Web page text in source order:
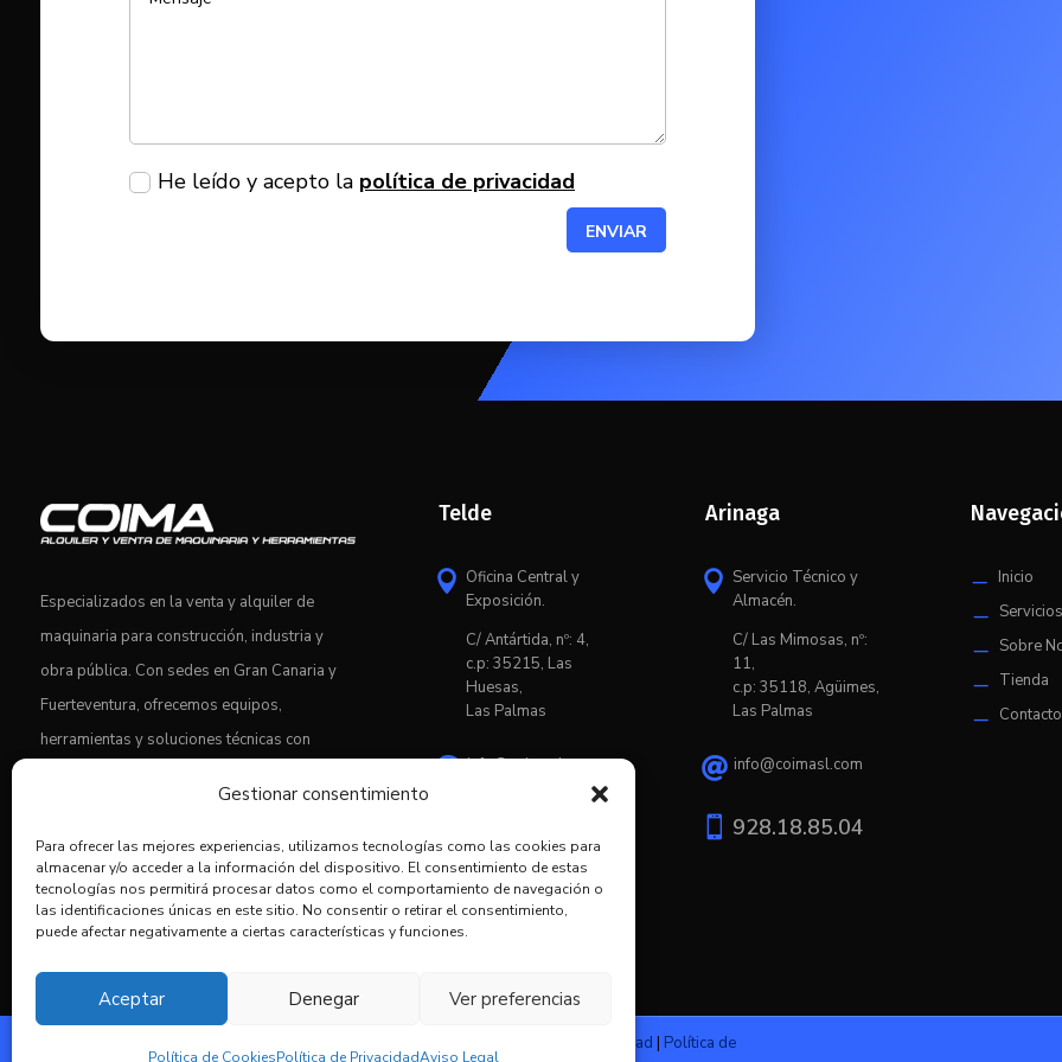
Gestionar consentimiento
Para ofrecer las mejores experiencias, utilizamos tecnologías como las cookies para
almacenar y/o acceder a la información del dispositivo. El consentimiento de estas
tecnologías nos permitirá procesar datos como el comportamiento de navegación o
las identificaciones únicas en este sitio. No consentir o retirar el consentimiento,
puede afectar negativamente a ciertas características y funciones.
Aceptar Denegar Ver preferencias
Política de CookiesPolítica de PrivacidadAviso Legal
He leído y acepto la política de privacidad
ENVIAR
Especializados en la venta y alquiler de
maquinaria para construcción, industria y
obra pública. Con sedes en Gran Canaria y
Fuerteventura, ofrecemos equipos,
herramientas y soluciones técnicas con
Telde
 Oficina Central y
Exposición.
C/ Antártida, nº: 4,
c.p: 35215, Las
Huesas,
Las Palmas
 info@coimasl.com
Arinaga
 Servicio Técnico y
Almacén.
C/ Las Mimosas, nº:
11,
c.p: 35118, Agüimes,
Las Palmas
 info@coimasl.com
 928.18.85.04
K Inicio
K
K Sobre
K Tienda
K Contacto
Política de privacidad | Política de